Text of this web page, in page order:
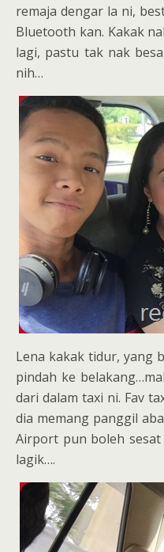
remaja dengar la ni,
Bluetooth kan. Kakak
lagi, pastu tak nak
nih…
Lena kakak tidur, yang
pindah ke
dari dalam taxi ni. Fav
dia memang panggil
Airport pun boleh
lagik….